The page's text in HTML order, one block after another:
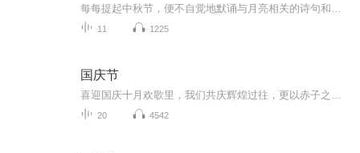
11 1225
国庆节
20 4542